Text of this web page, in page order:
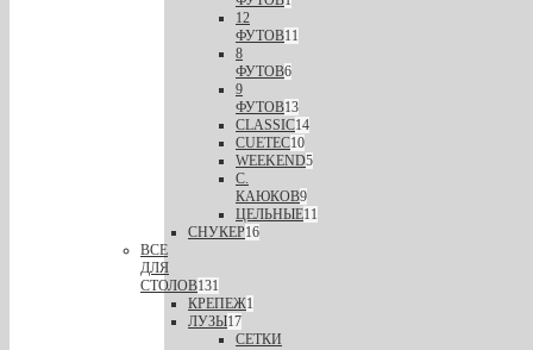
12
ФУТОВ11
8
ФУТОВ6
9
ФУТОВ13
CLASSIC14
CUETEC10
WEEKEND5
С.
КАЮКОВ9
ЦЕЛЬНЫЕ11
СНУКЕР16
ВСЕ
ДЛЯ
СТОЛОВ131
КРЕПЕЖ1
ЛУЗЫ17
СЕТКИ